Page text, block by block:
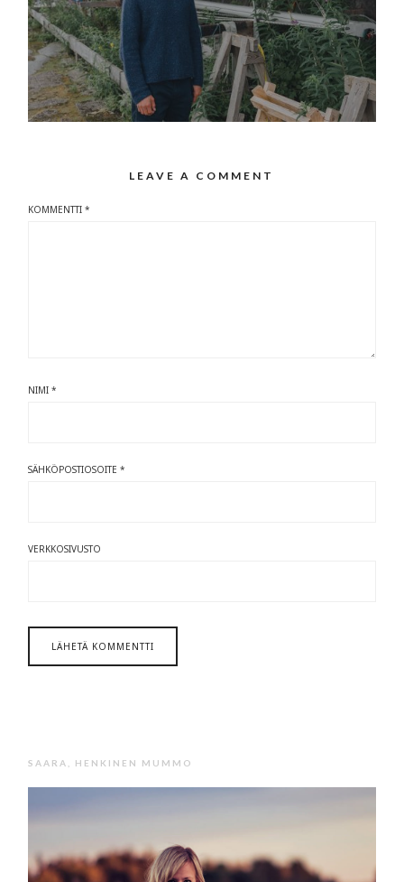
LEAVE A COMMENT
KOMMENTTI*
NIMI*
SÄHKÖPOSTIOSOITE*
VERKKOSIVUSTO
SAARA, HENKINEN MUMMO